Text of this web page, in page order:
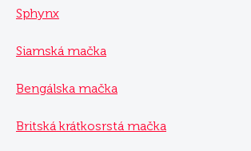
Sphynx
Siamská mačka
Bengálska mačka
Britská krátkosrstá mačka